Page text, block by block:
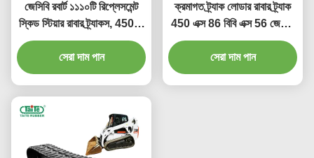
জেসিবি রবার্ট ১১১০টি রিপ্লেসমেন্ট
স্কিড স্টিয়ার রাবার ট্র্যাকস, 450 X
86BC X 52, উচ্চ কর্মক্ষমতা
সম্পন্ন রাবার ফর্মুলা এবং পরিধান
প্রতিরোধের সাথে
সেরা দাম পান
ক্রমাগত ট্র্যাক লোডার রাবার ট্র্যাক
450 এক্স 86 বিবি এক্স 56 জেসিবি
225T ইসিও এবং 260T ECO
জন্য
সেরা দাম পান